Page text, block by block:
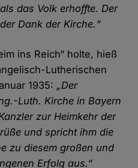
das Volk erhoffte. Der
Dank der Kirche.“
ins Reich“ holte, hieß
Lutherischen
1935: „Der
Luth. Kirche in Bayern
zur Heimkehr der
und spricht ihm die
zu diesem großen und
Erfolg aus.“